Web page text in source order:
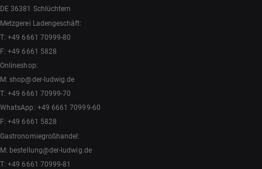
DE 36381 Schlüchtern
Metzgerei Ladengeschäft:
T:+49 6661 70999-80
F: +49 6661 5828
Onlineshop:
M:shop@der-ludwig.de
T:+49 6661 70999-70
WhatsApp: +49 6661 70999-60
F: +49 6661 5828
Gastronomiegroßhandel:
M: bestellung@der-ludwig.de
T:+49 6661 70999-81